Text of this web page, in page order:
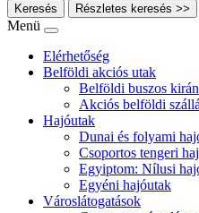
Keresés Részletes keresés >>
Menü
Elérhetőség
Belföldi akciós utak
Belföldi buszos
Akciós belföldi
Hajóutak
Dunai és folyami
Csoportos tengeri
Egyiptom: Nílusi
Egyéni hajóutak
Városlátogatások